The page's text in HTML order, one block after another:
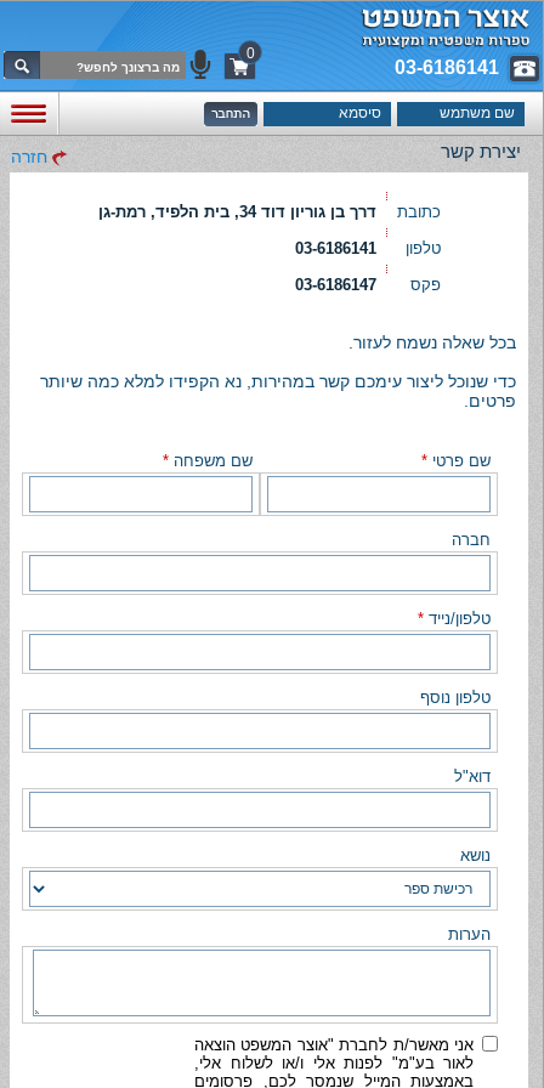
03-6186141
0
יצירת קשר חזרה
כתובת
דרך בן גוריון דוד 34, בית הלפיד, רמת-גן
טלפון
03-6186141
פקס
03-6186147
בכל שאלה נשמח לעזור.
כדי שנוכל ליצור עימכם קשר במהירות, נא הקפידו למלא כמה שיותר
פרטים.
שם פרטי * שם משפחה *
חברה
טלפון/נייד *
טלפון נוסף
דוא"ל
נושא
הערות
אני מאשר/ת לחברת "אוצר המשפט הוצאה
לאור בע"מ" לפנות אלי ו/או לשלוח אלי,
באמצעות המייל שנמסר לכם, פרסומים